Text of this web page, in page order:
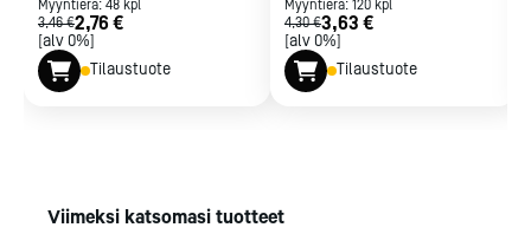
Myyntierä: 48 kpl
3,46 €2,76 €
[alv 0%]
Tilaustuote
Myyntierä: 120 kpl
4,30 €3,63 €
[alv 0%]
Tilaustuote
Viimeksi katsomasi tuotteet